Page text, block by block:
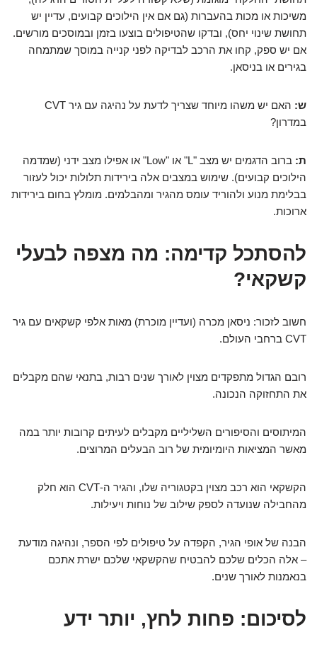
משיכות או מכות בהעברות (גם אם אין הילוכים קבועים, עדיין יש
תחושת שינוי יחס), ובדקו שהטיפולים בוצעו בזמן ובמוסכים מורשים.
אם יש ספק, קחו את הרכב לבדיקה לפני קנייה במוסך שמתמחה
בגירים או בניסאן.
ש:
האם יש משהו מיוחד שצריך לדעת על נהיגה עם גיר CVT
במדרון?
ת:
ברוב הדגמים יש מצב "L" או "Low" או אפילו מצב ידני (שמדמה
הילוכים קבועים). שימוש במצבים אלה בירידות תלולות יכול לעזור
בבלימת מנוע ולהוריד עומס מהגיר ומהבלמים. מומלץ בחום בירידות
ארוכות.
להסתכל קדימה: מה מצפה לבעלי
קשקאי?
חשוב לזכור: ניסאן מכרה (ועדיין מוכרת) מאות אלפי קשקאים עם גיר
CVT ברחבי העולם.
רובם הגדול מתפקדים מצוין לאורך שנים רבות, בתנאי שהם מקבלים
את התחזוקה הנכונה.
המיתוסים והסיפורים השליליים מקבלים לעיתים קרובות יותר במה
מאשר המציאות היומיומית של רוב הבעלים המרוצים.
הקשקאי הוא רכב מצוין בקטגוריה שלו, והגיר ה-CVT הוא חלק
מהחבילה שנועדה לספק שילוב של נוחות ויעילות.
הבנה של אופי הגיר, הקפדה על טיפולים לפי הספר, ונהיגה מודעת
– אלה הכלים שלכם להבטיח שהקשקאי שלכם ישרת אתכם
בנאמנות לאורך שנים.
לסיכום: פחות לחץ, יותר ידע